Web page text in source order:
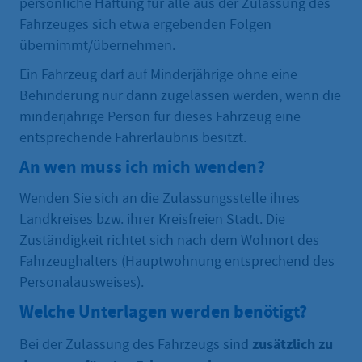
persönliche Haftung für alle aus der Zulassung des
Fahrzeuges sich etwa ergebenden Folgen
übernimmt/übernehmen.
Ein Fahrzeug darf auf Minderjährige ohne eine
Behinderung nur dann zugelassen werden, wenn die
minderjährige Person für dieses Fahrzeug eine
entsprechende Fahrerlaubnis besitzt.
An wen muss ich mich wenden?
Wenden Sie sich an die Zulassungsstelle ihres
Landkreises bzw. ihrer Kreisfreien Stadt. Die
Zuständigkeit richtet sich nach dem Wohnort des
Fahrzeughalters (Hauptwohnung entsprechend des
Personalausweises).
Welche Unterlagen werden benötigt?
Bei der Zulassung des Fahrzeugs sind zusätzlich zu